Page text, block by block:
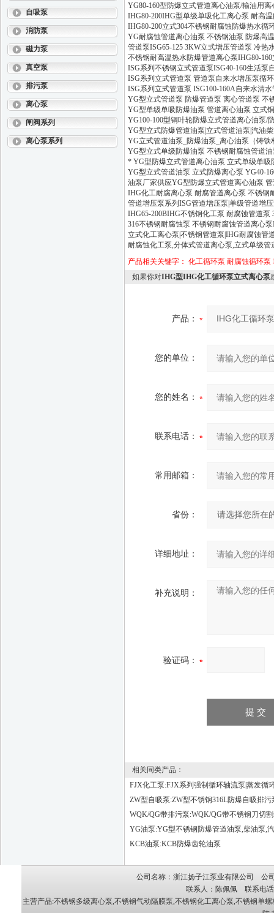
自吸泵
消防泵
磁力泵
真空泵
排污泵
离心泵
闸阀系列
离心泵系列
YG80-160型防爆立式管道离心油泵/输油用
IHG80-200IHG型单级单吸化工离心泵 耐高
IHG80-200立式304不锈钢耐腐蚀防爆热水
YG耐腐蚀管道离心油泵 不锈钢油泵 防爆高
管道泵ISG65-125 3KW立式增压管道泵 冷热
不锈钢耐高温热水防爆管道离心泵IHG80-
ISG系列不锈钢立式管道泵ISG40-160生活泵
ISG系列立式管道泵 管道泵自来水增压泵循
ISG系列立式管道泵 ISG100-160A自来水清
YG型立式管道泵 防爆管道泵 离心管道泵 不
YG型单级单吸防爆油泵 管道离心油泵 立式
YG100-100型铜叶轮防爆立式管道离心油泵/
YG型立式防爆管道油泵|立式管道油泵|汽油
YG立式管道油泵_防爆油泵_离心油泵（铸
YG型立式单级防爆油泵 不锈钢耐腐蚀管道
* YG型防爆立式管道离心油泵 立式单级单吸
YG型立式管道油泵 立式防爆离心泵 YG40-
油泵厂家供应YG型防爆立式管道离心油泵
IHG化工耐腐离心泵 耐腐管道离心泵 不锈钢
管道增压泵系列ISG管道增压泵|单级管道增
IHG65-200BIHG不锈钢化工泵 耐腐蚀管道泵
316不锈钢耐腐蚀泵 不锈钢耐腐蚀管道离心
立式化工离心泵|不锈钢管道泵|IHG耐腐蚀管
耐腐蚀化工泵,分体式管道离心泵,立式单级管
产品相关关键字： 化工循环泵 耐腐蚀循环泵
如果你对IHG型IHG化工循环泵立式离心泵
产品：
您的单位：
您的姓名：
联系电话：
常用邮箱：
省份：
详细地址：
补充说明：
验证码：
相关同类产品：
FJX化工泵:FJX系列强制循环轴流泵|蒸发循
ZW型自吸泵:ZW型不锈钢316L防爆自吸排污
WQK/QG带排污泵:WQK/QG带不锈钢刀切
YG油泵:YG型不锈钢防爆管道油泵,柴油泵,
KCB油泵:KCB防爆齿轮油泵
公司名称：浙江扬子江泵业有限公司 公
联系人：陈佩佩 联系电
主营产品:不锈钢多级离心泵,不锈钢气动隔膜泵,不锈钢化工离心泵,不锈钢单螺